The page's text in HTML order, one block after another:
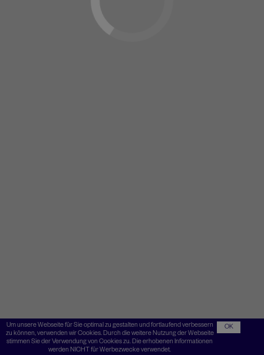
Um unsere Webseite für Sie optimal zu gestalten und fortlaufend verbessern
zu können, verwenden wir Cookies. Durch die weitere Nutzung der Webseite
stimmen Sie der Verwendung von Cookies zu. Die erhobenen Informationen
werden NICHT für Werbezwecke verwendet.
OK